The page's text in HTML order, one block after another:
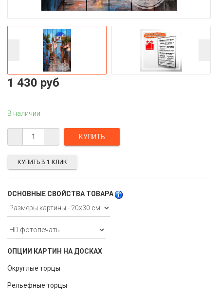
1 430 руб
В наличии
ОСНОВНЫЕ СВОЙСТВА ТОВАРА
ОПЦИИ КАРТИН НА ДОСКАХ
Округлые торцы
Рельефные торцы
КУПИТЬ В 1 КЛИК